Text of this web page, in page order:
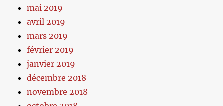
mai 2019
avril 2019
mars 2019
février 2019
janvier 2019
décembre 2018
novembre 2018